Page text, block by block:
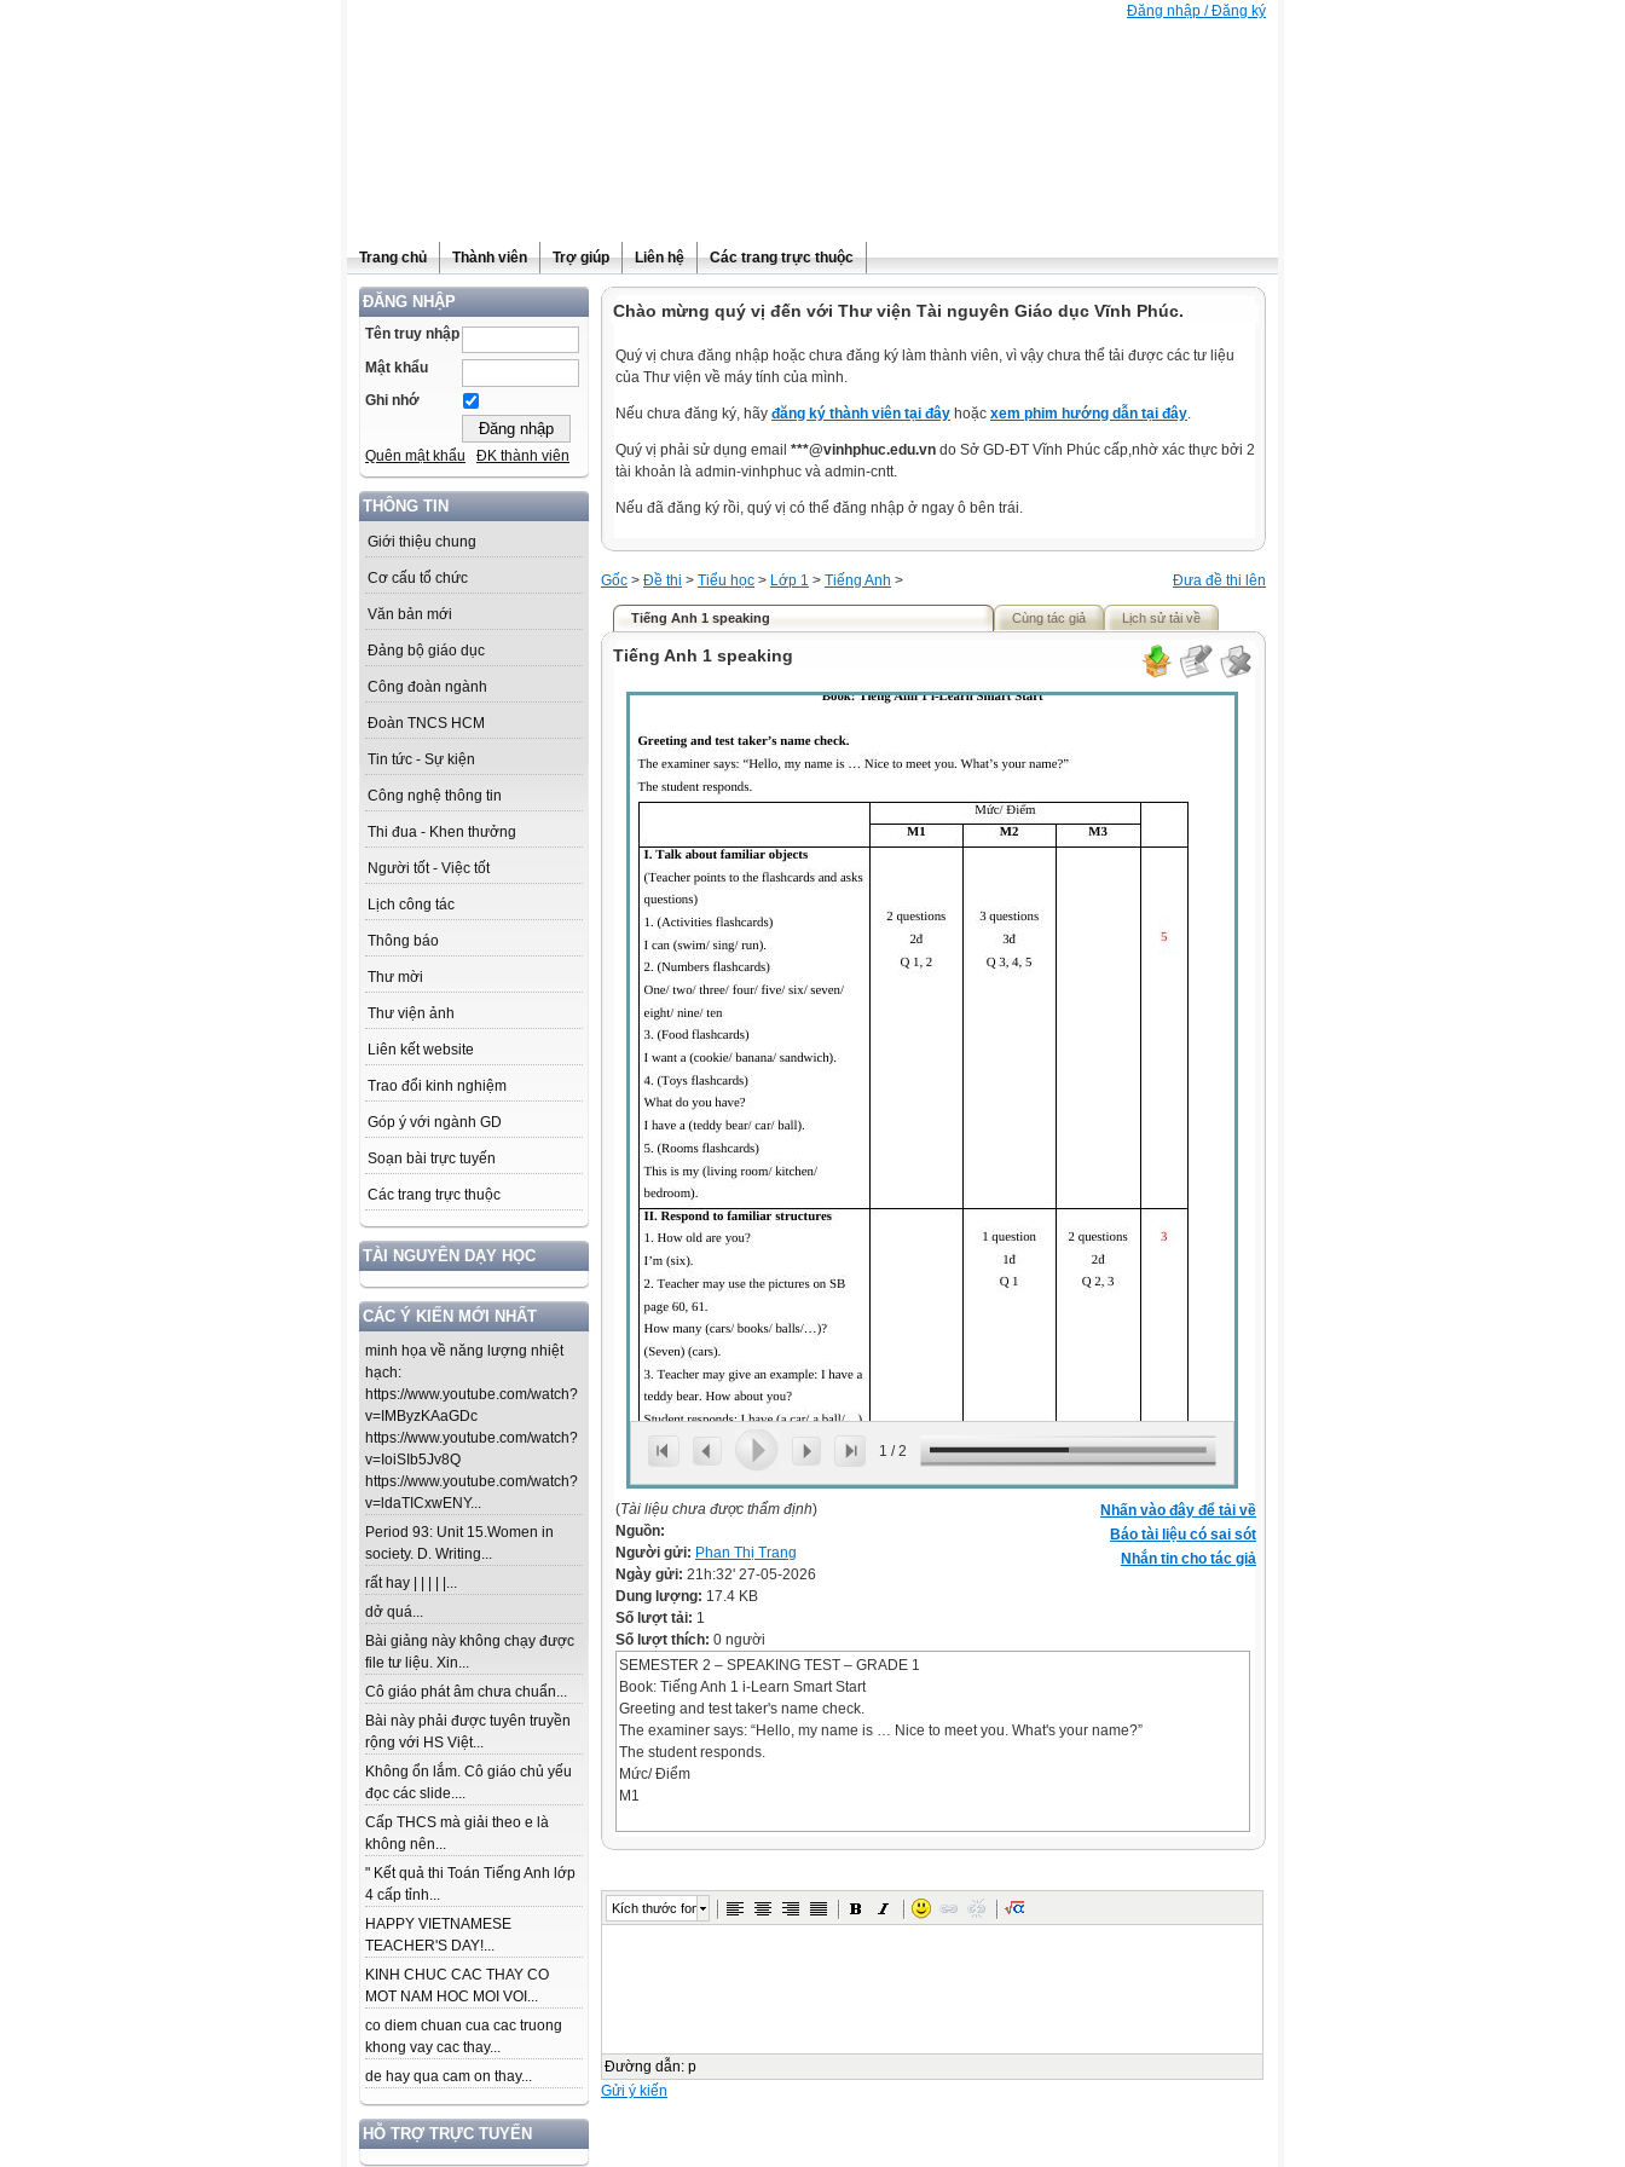
Đăng nhập / Đăng ký
Trang chủ Thành viên Trợ giúp Liên hệ Các trang trực thuộc
ĐĂNG NHẬP
Tên truy nhập
Mật khẩu
Ghi nhớ
Quên mật khẩu ĐK thành viên
THÔNG TIN
Giới thiệu chung
Cơ cấu tổ chức
Văn bản mới
Đảng bộ giáo dục
Công đoàn ngành
Đoàn TNCS HCM
Tin tức - Sự kiện
Công nghệ thông tin
Thi đua - Khen thưởng
Người tốt - Việc tốt
Lịch công tác
Thông báo
Thư mời
Thư viện ảnh
Liên kết website
Trao đổi kinh nghiệm
Góp ý với ngành GD
Soạn bài trực tuyến
Các trang trực thuộc
TÀI NGUYÊN DẠY HỌC
CÁC Ý KIẾN MỚI NHẤT
minh họa về năng lượng nhiệt
hạch:
https://www.youtube.com/watch?
v=IMByzKAaGDc
https://www.youtube.com/watch?
v=IoiSIb5Jv8Q
https://www.youtube.com/watch?
v=ldaTICxwENY...
Period 93: Unit 15.Women in
society. D. Writing...
rất hay | | | | |...
dở quá...
Bài giảng này không chạy được
file tư liệu. Xin...
Cô giáo phát âm chưa chuẩn...
Bài này phải được tuyên truyền
rộng với HS Việt...
Không ổn lắm. Cô giáo chủ yếu
đọc các slide....
Cấp THCS mà giải theo e là
không nên...
" Kết quả thi Toán Tiếng Anh lớp
4 cấp tỉnh...
HAPPY VIETNAMESE
TEACHER'S DAY!...
KINH CHUC CAC THAY CO
MOT NAM HOC MOI VOI...
co diem chuan cua cac truong
khong vay cac thay...
de hay qua cam on thay...
HỖ TRỢ TRỰC TUYẾN
Chào mừng quý vị đến với Thư viện Tài nguyên Giáo dục Vĩnh Phúc.
Quý vị chưa đăng nhập hoặc chưa đăng ký làm thành viên, vì vậy chưa thể tải được các tư liệu
của Thư viện về máy tính của mình.
Nếu chưa đăng ký, hãy đăng ký thành viên tại đây hoặc xem phim hướng dẫn tại đây.
Quý vị phải sử dụng email ***@vinhphuc.edu.vn do Sở GD-ĐT Vĩnh Phúc cấp,nhờ xác thực bởi 2
tài khoản là admin-vinhphuc và admin-cntt.
Nếu đã đăng ký rồi, quý vị có thể đăng nhập ở ngay ô bên trái.
Đưa đề thi lên
Gốc > Đề thi > Tiểu học > Lớp 1 > Tiếng Anh >
Tiếng Anh 1 speaking Cùng tác giả Lịch sử tải về
Tiếng Anh 1 speaking
1 /2
Nhấn vào đây để tải về
Báo tài liệu có sai sót
Nhắn tin cho tác giả
(Tài liệu chưa được thẩm định)
Nguồn:
Người gửi: Phan Thị Trang
Ngày gửi: 21h:32' 27-05-2026
Dung lượng: 17.4 KB
Số lượt tải: 1
Số lượt thích: 0 người
SEMESTER 2 – SPEAKING TEST – GRADE 1
Book: Tiếng Anh 1 i-Learn Smart Start
Greeting and test taker's name check.
The examiner says: “Hello, my name is … Nice to meet you. What's your name?”
The student responds.
Mức/ Điểm
M1
3 questions
Q 1, 2
Q 3, 4, 5
Kích thước font
Đường dẫn: p
Gửi ý kiến